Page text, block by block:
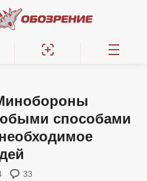
способами
33